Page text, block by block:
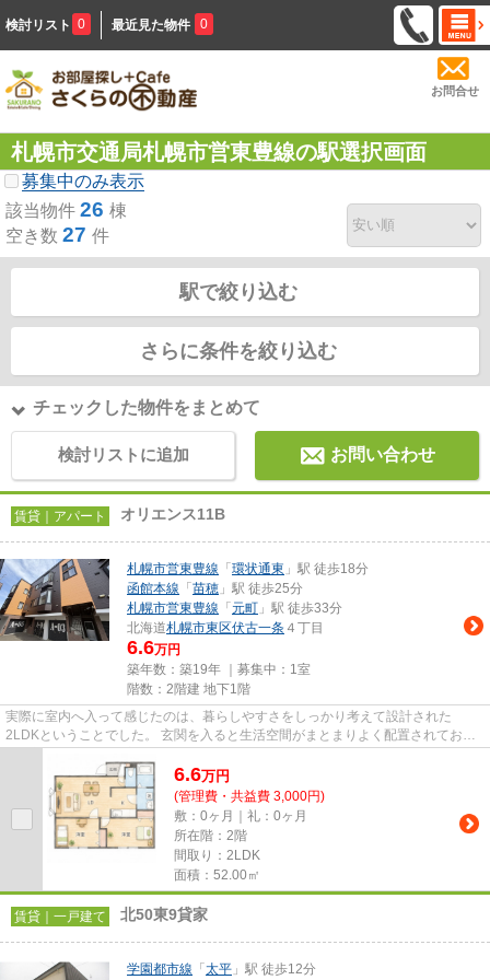
検討リスト 0 最近見た物件 0
お問合せ
札幌市交通局札幌市営東豊線の駅選択画面
募集中のみ表示
該当物件 26 棟
空き数 27 件
駅で絞り込む
さらに条件を絞り込む
チェックした物件をまとめて
検討リストに追加 お問い合わせ
賃貸｜アパート オリエンス11B
札幌市営東豊線 「 環状通東 」駅 徒歩18分
函館本線 「 苗穂 」駅 徒歩25分
札幌市営東豊線 「 元町 」駅 徒歩33分
北海道札幌市東区伏古一条 ４丁目
6.6万円
築年数：築19年 ｜募集中： 1室
階数：2階建 地下1階
実際に室内へ入って感じたのは、暮らしやすさをしっかり考えて設計された
2LDKということでした。 玄関を入ると生活空間がまとまりよく配置されてお
6.6万円
(管理費・共益費 3,000円)
敷：0ヶ月｜礼：0ヶ月
所在階：2階
間取り：2LDK
面積：52.00㎡
賃貸｜一戸建て 北50東9貸家
学園都市線 「 太平 」駅 徒歩12分